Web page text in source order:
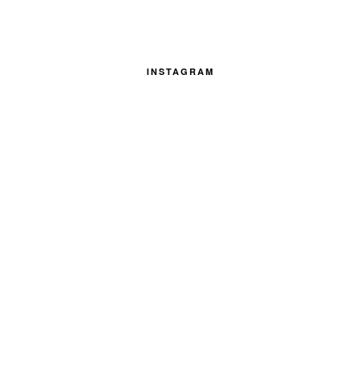
INSTAGRAM